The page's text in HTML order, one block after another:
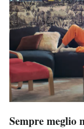
Sempre meglio